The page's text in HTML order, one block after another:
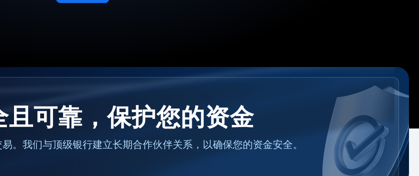
且可靠，保护您的资金
易。我们与顶级银行建立长期合作伙伴关系，以确保您的资金安全。